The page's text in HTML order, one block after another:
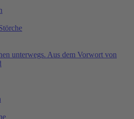
unterwegs. Aus dem Vorwort von